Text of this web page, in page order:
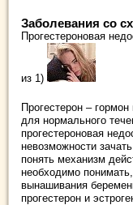
Заболевания со
Прогестероновая
из 1)
Прогестерон –
для нормального
прогестероновая
невозможности
понять механизм
необходимо
вынашивания
прогестерон и